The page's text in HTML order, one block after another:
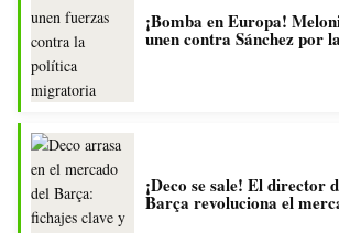
¡Bomba en Europa!
unen contra Sánchez por
¡Deco se sale! El director
Barça revoluciona el